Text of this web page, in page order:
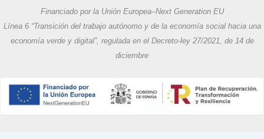
Financiado por la Unión Europea–Next Generation EU
Línea 6 “Transición del trabajo autónomo y de la economía social hacia una
economía verde y digital”, regulada en el Decreto-ley 27/2021, de 14 de
diciembre